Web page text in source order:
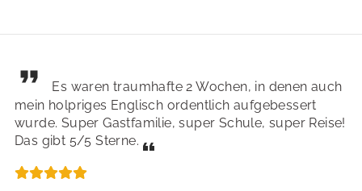
Es waren traumhafte 2 Wochen, in denen auch
mein holpriges Englisch ordentlich aufgebessert
wurde. Super Gastfamilie, super Schule, super Reise!
Das gibt 5/5 Sterne.